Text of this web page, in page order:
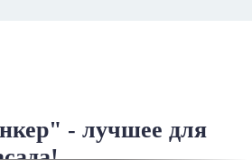
- лучшее для